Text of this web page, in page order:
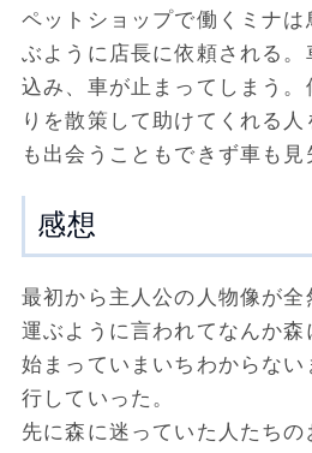
ペットショップで働くミナ
ぶように店長に依頼される
込み、車が止まってしまう。
りを散策して助けてくれる
も出会うこともできず車も見
感想
最初から主人公の人物像が
運ぶように言われてなんか
始まっていまいちわからな
行していった。
先に森に迷っていた人たち